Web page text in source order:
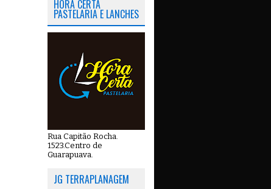
HORA CERTA
PASTELARIA E LANCHES
Rua Capitão Rocha.
1523.Centro de
Guarapuava.
JG TERRAPLANAGEM